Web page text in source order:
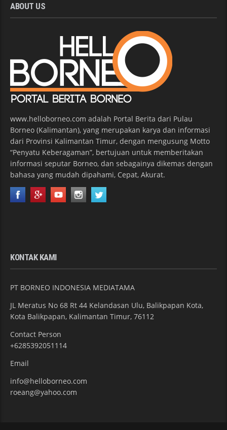
ABOUT US
www.helloborneo.com adalah Portal Berita dari Pulau
Borneo (Kalimantan), yang merupakan karya dan informasi
dari Provinsi Kalimantan Timur, dengan mengusung Motto
“Penyatu Keberagaman”, bertujuan untuk memberitakan
informasi seputar Borneo, dan sebagainya dikemas dengan
bahasa yang mudah dipahami, Cepat, Akurat.
KONTAK KAMI
PT BORNEO INDONESIA MEDIATAMA
JL Meratus No 68 Rt 44 Kelandasan Ulu, Balikpapan Kota,
Kota Balikpapan, Kalimantan Timur, 76112
Contact Person
+6285392051114
Email
info@helloborneo.com
roeang@yahoo.com